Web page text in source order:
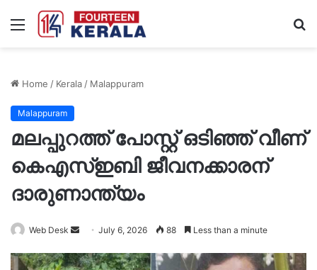
Menu
Home / Kerala/ Malappuram
Malappuram
മലപ്പുറത്ത് പോസ്റ്റ് ഒടിഞ്ഞ് വീണ്
കെഎസ്ഇബി ജീവനക്കാരന്
ദാരുണാന്ത്യം
Web Desk
Send
email
July 6, 2026 88 Less than a minute